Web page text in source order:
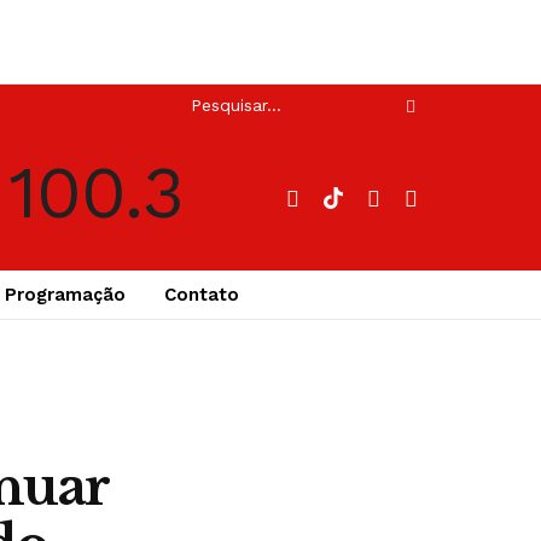
Programação Contato